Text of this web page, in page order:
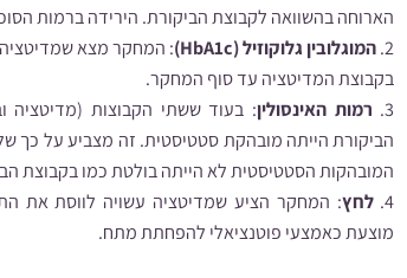
הארוחה בהשוואה לקבוצת הביקורת. הירידה ברמות
המוגלובין גלוקוזיל (HbA1c)
: המחקר מצא שמדיטציה
בקבוצת המדיטציה עד סוף המחקר.
רמות האינסולין: בעוד ששתי הקבוצות (מדיטציה
הביקורת הייתה מובהקת סטטיסטית. זה מצביע על כך
המובהקות הסטטיסטית לא הייתה בולטת כמו בקבוצת
לחץ: המחקר הציע שמדיטציה עשויה לווסת את
מוצעת כאמצעי פוטנציאלי להפחתת מתח.